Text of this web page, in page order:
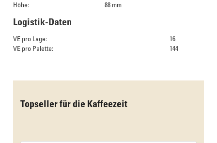
Höhe: 88 mm
Logistik-Daten
VE pro Lage:
16
VE pro Palette:
144
Topseller für die Kaffeezeit